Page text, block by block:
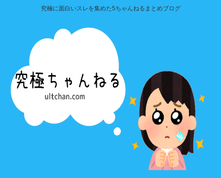
究極に面白いスレを集めた5ちゃんねるまとめブログ